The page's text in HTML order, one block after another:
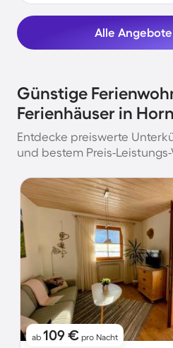
Alle
Günstige
Ferienhäuser in Horn
Entdecke preiswerte
und bestem Preis-
ab 109 € pro Nacht